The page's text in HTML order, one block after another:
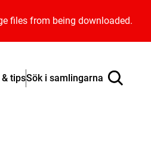
files from being downloaded.
tipsSök i samlingarna